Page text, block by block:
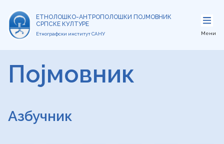
ЕТНОЛОШКО-АНТРОПОЛОШКИ ПОЈМОВНИК
СРПСКЕ КУЛТУРЕ
Етнографски институт САНУ Мени
Појмовник
Азбучник